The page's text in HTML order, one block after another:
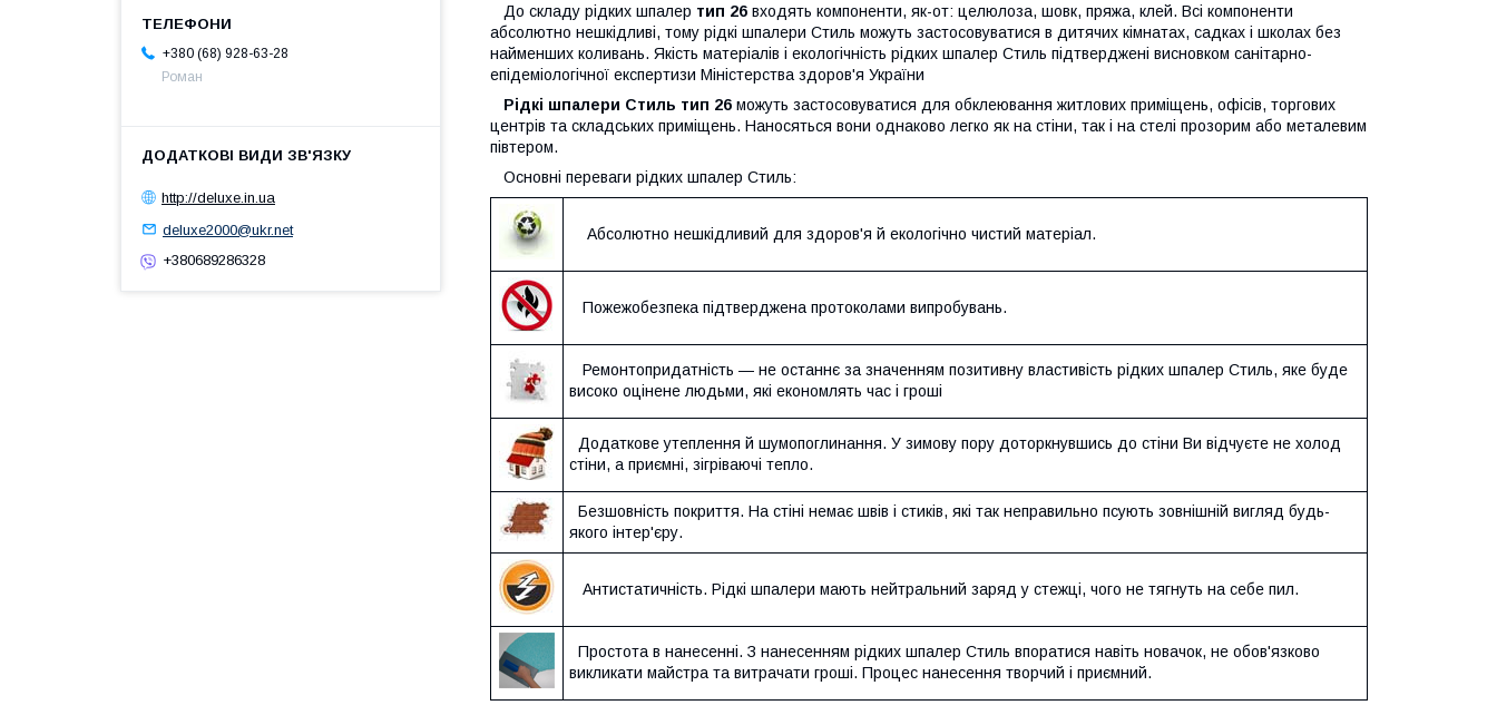
До складу рідких шпалер тип 26 входять компоненти, як-от: целюлоза, шовк, пряжа, клей. Всі компоненти
абсолютно нешкідливі, тому рідкі шпалери Стиль можуть застосовуватися в дитячих кімнатах, садках і школах без
найменших коливань. Якість матеріалів і екологічність рідких шпалер Стиль підтверджені висновком санітарно-
епідеміологічної експертизи Міністерства здоров'я України
Рідкі шпалери Стиль тип 26 можуть застосовуватися для обклеювання житлових приміщень, офісів, торгових
центрів та складських приміщень. Наносяться вони однаково легко як на стіни, так і на стелі прозорим або металевим
півтером.
Основні переваги рідких шпалер Стиль:
Абсолютно нешкідливий для здоров'я й екологічно чистий матеріал.
Пожежобезпека підтверджена протоколами випробувань.
Ремонтопридатність — не останнє за значенням позитивну властивість рідких шпалер Стиль, яке буде
високо оцінене людьми, які економлять час і гроші
Додаткове утеплення й шумопоглинання. У зимову пору доторкнувшись до стіни Ви відчуєте не холод
стіни, а приємні, зігріваючі тепло.
Безшовність покриття. На стіні немає швів і стиків, які так неправильно псують зовнішній вигляд будь-
якого інтер'єру.
Антистатичність. Рідкі шпалери мають нейтральний заряд у стежці, чого не тягнуть на себе пил.
Простота в нанесенні. З нанесенням рідких шпалер Стиль впоратися навіть новачок, не обов'язково
викликати майстра та витрачати гроші. Процес нанесення творчий і приємний.
+380 (68) 928-63-28
Роман
http://deluxe.in.ua
deluxe2000@ukr.net
+380689286328